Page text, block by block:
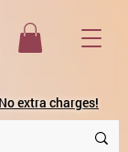
extra charges!